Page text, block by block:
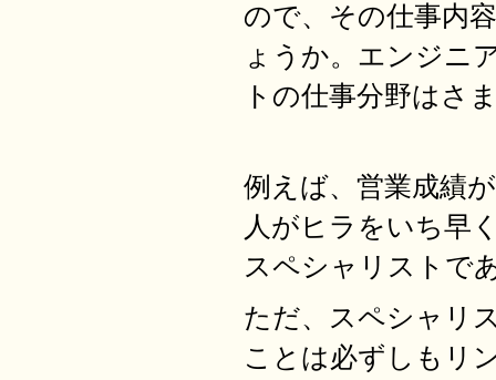
ので、その仕事内
ょうか。エンジニ
トの仕事分野はさ
例えば、営業成績
人がヒラをいち早
スペシャリストで
ただ、スペシャリ
ことは必ずしもリ